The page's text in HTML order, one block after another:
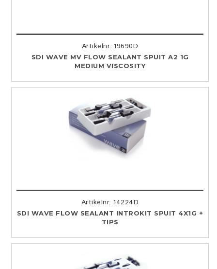
Artikelnr. 19690D
SDI WAVE MV FLOW SEALANT SPUIT A2 1G
MEDIUM VISCOSITY
Artikelnr. 14224D
SDI WAVE FLOW SEALANT INTROKIT SPUIT 4X1G +
TIPS